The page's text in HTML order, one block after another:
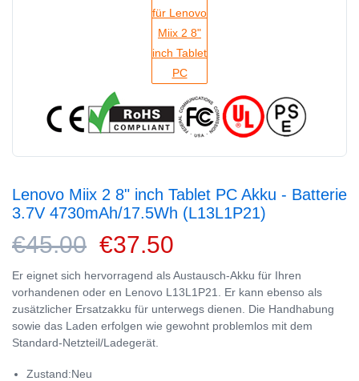
Lenovo Miix 2 8" inch Tablet PC Akku - Batterie
3.7V 4730mAh/17.5Wh (L13L1P21)
€45.00 €37.50
Er eignet sich hervorragend als Austausch-Akku für Ihren
vorhandenen oder en Lenovo L13L1P21. Er kann ebenso als
zusätzlicher Ersatzakku für unterwegs dienen. Die Handhabung
sowie das Laden erfolgen wie gewohnt problemlos mit dem
Standard-Netzteil/Ladegerät.
Zustand:Neu